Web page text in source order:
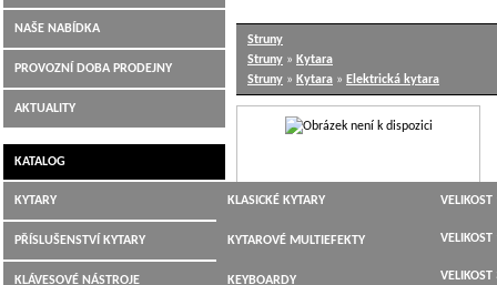
Struny
Struny » Kytara
Struny » Kytara » Elektrická kytara
NAŠE NABÍDKA
PROVOZNÍ DOBA PRODEJNY
AKTUALITY
KATALOG
KYTARY KLASICKÉ KYTARY
JUMBO,
PŘÍSLUŠENSTVÍ KYTARY KYTAROVÉ MULTIEFEKTY
LADIČKY
KLÁVESOVÉ NÁSTROJE KEYBOARDY